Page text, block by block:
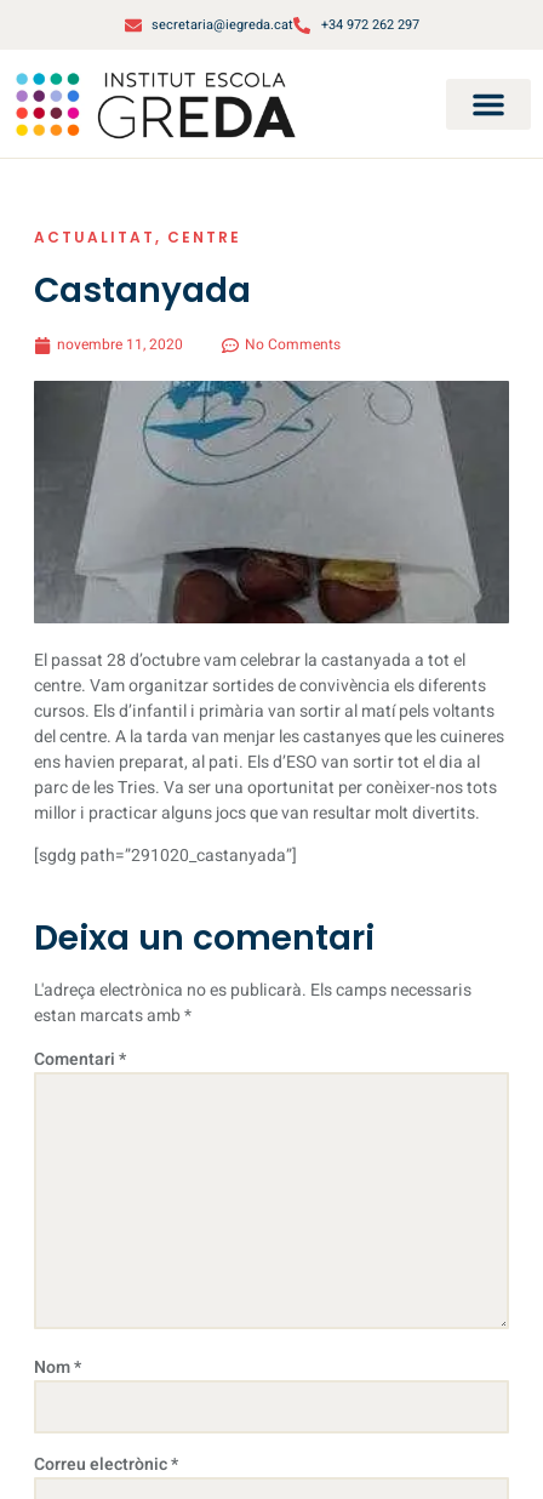
secretaria@iegreda.cat +34 972 262 297
ACTUALITAT, CENTRE
Castanyada
novembre 11, 2020 No Comments
El passat 28 d’octubre vam celebrar la castanyada a tot el
centre. Vam organitzar sortides de convivència els diferents
cursos. Els d’infantil i primària van sortir al matí pels voltants
del centre. A la tarda van menjar les castanyes que les cuineres
ens havien preparat, al pati. Els d’ESO van sortir tot el dia al
parc de les Tries. Va ser una oportunitat per conèixer-nos tots
millor i practicar alguns jocs que van resultar molt divertits.
[sgdg path=”291020_castanyada”]
Deixa un comentari
L'adreça electrònica no es publicarà. Els camps necessaris
estan marcats amb*
Comentari*
Nom*
Correu electrònic*